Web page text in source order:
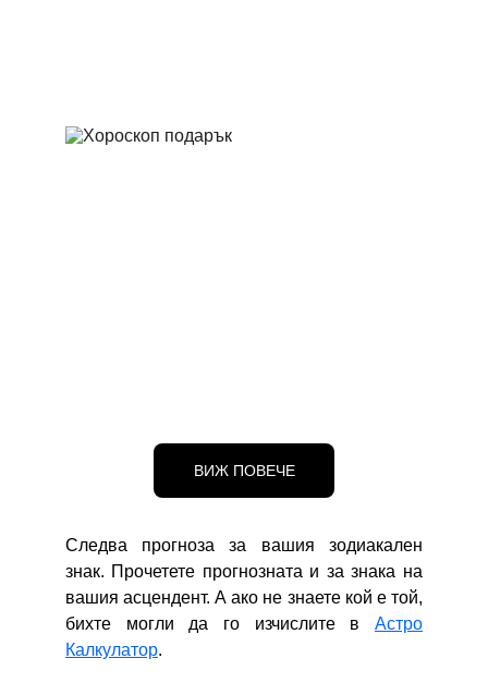
ВИЖ ПОВЕЧЕ
Следва прогноза за вашия зодиакален
знак. Прочетете прогнозната и за знака на
вашия асцендент. А ако не знаете кой е той,
бихте могли да го изчислите в Астро
Калкулатор.